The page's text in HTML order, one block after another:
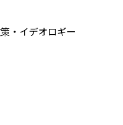
・イデオロギー